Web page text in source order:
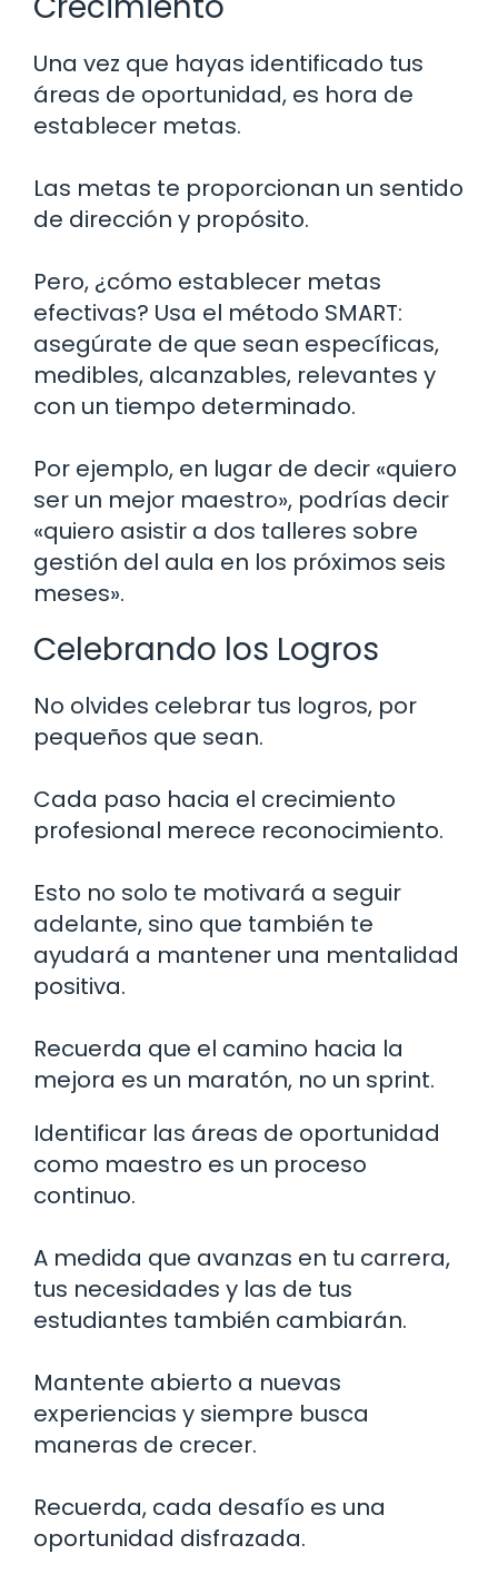
Una vez que hayas identificado tus
áreas de oportunidad, es hora de
establecer metas.
Las metas te proporcionan un sentido
de dirección y propósito.
Pero, ¿cómo establecer metas
efectivas? Usa el método SMART:
asegúrate de que sean específicas,
medibles, alcanzables, relevantes y
con un tiempo determinado.
Por ejemplo, en lugar de decir «quiero
ser un mejor maestro», podrías decir
«quiero asistir a dos talleres sobre
gestión del aula en los próximos seis
meses».
Celebrando los Logros
No olvides celebrar tus logros, por
pequeños que sean.
Cada paso hacia el crecimiento
profesional merece reconocimiento.
Esto no solo te motivará a seguir
adelante, sino que también te
ayudará a mantener una mentalidad
positiva.
Recuerda que el camino hacia la
mejora es un maratón, no un sprint.
Identificar las áreas de oportunidad
como maestro es un proceso
continuo.
A medida que avanzas en tu carrera,
tus necesidades y las de tus
estudiantes también cambiarán.
Mantente abierto a nuevas
experiencias y siempre busca
maneras de crecer.
Recuerda, cada desafío es una
oportunidad disfrazada.